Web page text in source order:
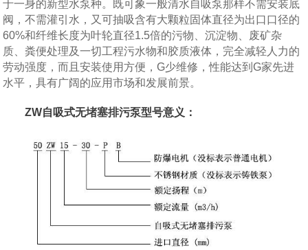
于一身的新型水泵种。既可象一般清水自吸泵那样不需安装底
阀，不需灌引水，又可抽吸含有大颗粒固体直径为出口口径的
60%和纤维长度为叶轮直径1.5倍的污物、沉淀物、废矿杂
质、粪便处理及一切工程污水物和胶质液体，完全减轻人力的
劳动强度，而且安装使用方便，G少维修，性能达到G家先进
水平，具有广阔的应用市场和发展前景。
ZW自吸式无堵塞排污泵型号意义：